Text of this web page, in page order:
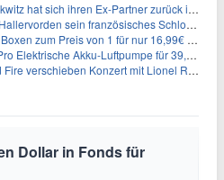
hat sich ihren Ex-Partner zurück ins Haus geholt
sein französisches Schloss verkaufen?
zum Preis von 1 für nur 16,99€ inkl. Versand
Elektrische Akku-Luftpumpe für 39,99€
Konzert mit Lionel Richie nach medizinischem Notfall
Dollar in Fonds für